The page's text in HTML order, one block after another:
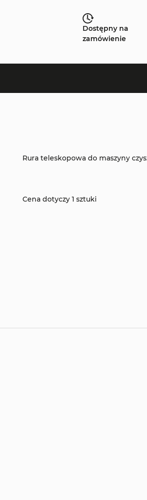
Dostępny na
zamówienie
Rura teleskopowa do maszyny
Cena dotyczy 1 sztuki